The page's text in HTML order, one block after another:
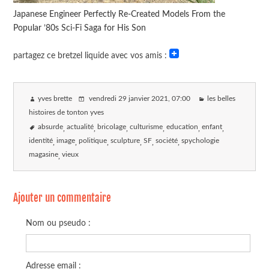
Japanese Engineer Perfectly Re-Created Models From the
Popular ’80s Sci-Fi Saga for His Son
partagez ce bretzel liquide avec vos amis :
yves brette vendredi 29 janvier 2021, 07:00 les belles
histoires de tonton yves
absurde actualité bricolage culturisme education enfant
identité image politique sculpture SF société spychologie
magasine vieux
Ajouter un commentaire
Nom ou pseudo :
Adresse email :